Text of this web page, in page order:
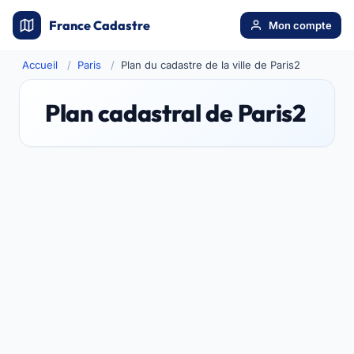
France Cadastre Mon compte
Accueil Paris Plan du cadastre de la ville de Paris2
Plan cadastral de Paris2